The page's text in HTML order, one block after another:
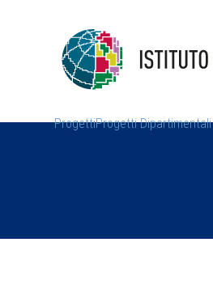
ProgettiProgetti Dipartimentali